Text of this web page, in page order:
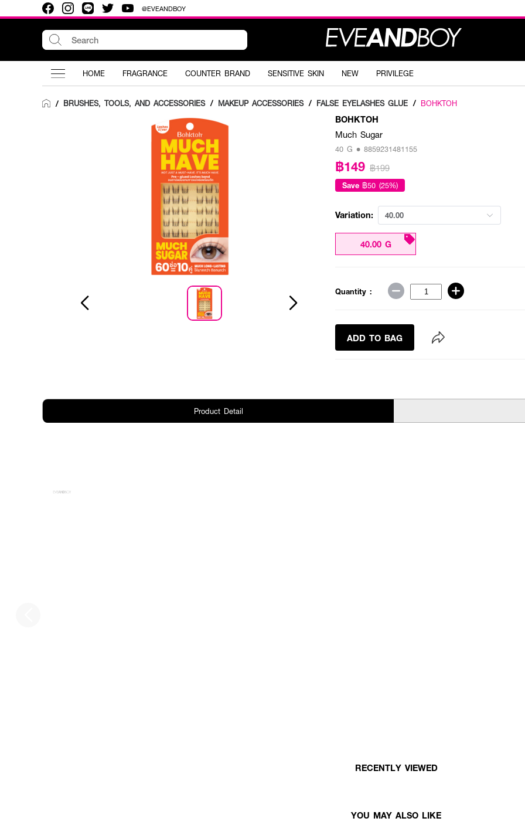
@EVEANDBOY
HOME FRAGRANCE COUNTER BRAND SENSITIVE SKIN NEW PRIVILEGE
/ BRUSHES, TOOLS, AND ACCESSORIES / MAKEUP ACCESSORIES / FALSE EYELASHES GLUE / BOHKTOH
BOHKTOH
Much Sugar
40 G • 8859231481155
฿149 ฿199
Save ฿50 (25%)
Variation: 40.00
40.00 G
Quantity :
ADD TO BAG
Product Detail
RECENTLY VIEWED
YOU MAY ALSO LIKE